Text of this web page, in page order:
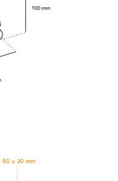
100 mm
50 × 20 mm